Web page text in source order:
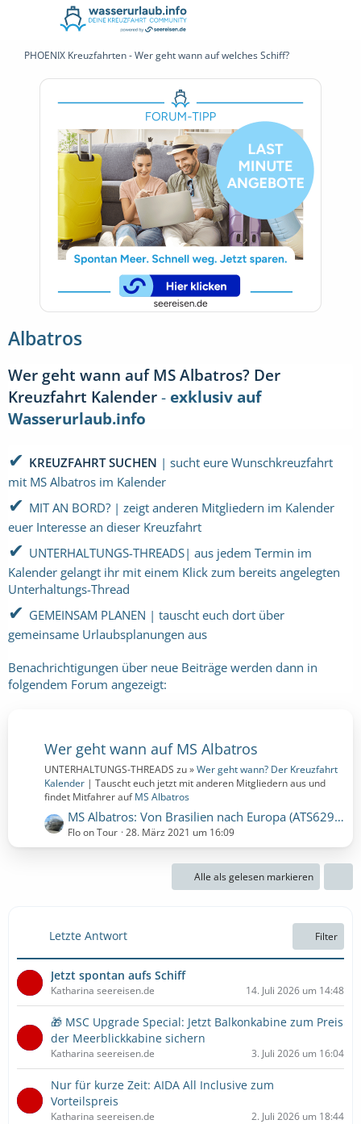
PHOENIX Kreuzfahrten - Wer geht wann auf welches Schiff?
Albatros
Wer geht wann auf MS Albatros? Der
Kreuzfahrt Kalender - exklusiv auf
Wasserurlaub.info
✔ KREUZFAHRT SUCHEN | sucht eure Wunschkreuzfahrt
mit MS Albatros im Kalender
✔ MIT AN BORD? | zeigt anderen Mitgliedern im Kalender
euer Interesse an dieser Kreuzfahrt
✔ UNTERHALTUNGS-THREADS| aus jedem Termin im
Kalender gelangt ihr mit einem Klick zum bereits angelegten
Unterhaltungs-Thread
✔ GEMEINSAM PLANEN | tauscht euch dort über
gemeinsame Urlaubsplanungen aus
Benachrichtigungen über neue Beiträge werden dann in
folgendem Forum angezeigt:
Wer geht wann auf MS Albatros
UNTERHALTUNGS-THREADS zu »Wer geht wann? Der Kreuzfahrt
Kalender | Tauscht euch jetzt mit anderen Mitgliedern aus und
findet Mitfahrer aufMS Albatros
L
e
t
e
t
g
MS Albatros: Von Brasilien nach Europa (ATS629) | 23 Nächte | 28.03.2021 bis 20.04.2021 (Sonntag, 28. März 2021, 00:00 - Dienstag, 20. April 2021, 00:00)
Flo on Tour 28. März 2021 um 16:09
Alle als gelesen markieren
Letzte Antwort Filter
Jetzt spontan aufs Schiff
Katharina seereisen.de 14. Juli 2026 um 14:48
🎁 MSC Upgrade Special: Jetzt Balkonkabine zum Preis
der Meerblickkabine sichern
Katharina seereisen.de 3. Juli 2026 um 16:04
Nur für kurze Zeit: AIDA All Inclusive zum
Vorteilspreis
Katharina seereisen.de 2. Juli 2026 um 18:44